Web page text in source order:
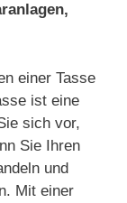
einer Tasse
ist eine
sich vor,
Sie Ihren
und
Mit einer